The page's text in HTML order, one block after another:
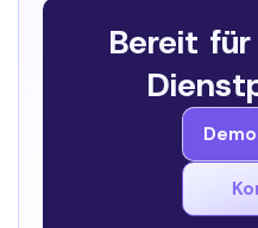
Bereit